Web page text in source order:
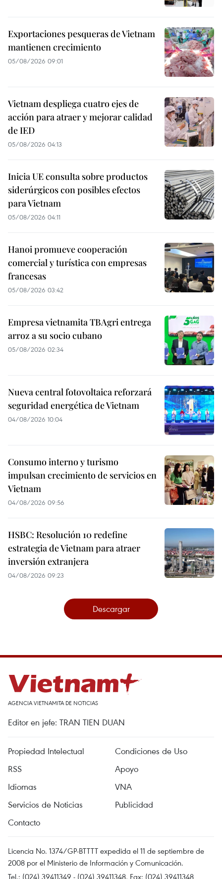
Exportaciones pesqueras de Vietnam
mantienen crecimiento
05/08/2026 09:01
Vietnam despliega cuatro ejes de
acción para atraer y mejorar calidad
de IED
05/08/2026 04:13
Inicia UE consulta sobre productos
siderúrgicos con posibles efectos
para Vietnam
05/08/2026 04:11
Hanoi promueve cooperación
comercial y turística con empresas
francesas
05/08/2026 03:42
Empresa vietnamita TBAgri entrega
arroz a su socio cubano
05/08/2026 02:34
Nueva central fotovoltaica reforzará
seguridad energética de Vietnam
04/08/2026 10:04
Consumo interno y turismo
impulsan crecimiento de servicios en
Vietnam
04/08/2026 09:56
HSBC: Resolución 10 redefine
estrategia de Vietnam para atraer
inversión extranjera
04/08/2026 09:23
Descargar
AGENCIA VIETNAMITA DE NOTICIAS
Editor en jefe: TRAN TIEN DUAN
Propiedad Intelectual
Condiciones de Uso
RSS
Apoyo
Idiomas
VNA
Servicios de Noticias
Publicidad
Contacto
Licencia No. 1374/GP-BTTTT expedida el 11 de septiembre de
2008 por el Ministerio de Información y Comunicación.
Tel.: (024) 39411349 - (024) 39411348, Fax: (024) 39411348